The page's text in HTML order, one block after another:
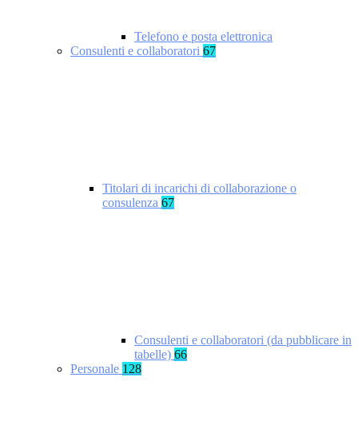
Telefono e posta elettronica
Consulenti e collaboratori 67
Titolari di incarichi di collaborazione o
consulenza 67
Consulenti e collaboratori (da pubblicare in
tabelle) 66
Personale 128